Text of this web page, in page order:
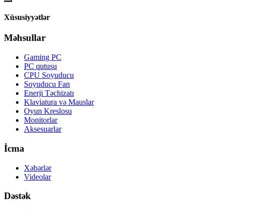
Xüsusiyyətlər
Məhsullar
Gaming PC
PC qutusu
CPU Soyuducu
Soyuducu Fan
Enerji Təchizatı
Klaviatura və Mauslar
Oyun Kreslosu
Monitorlar
Aksesuarlar
İcma
Xəbərlər
Videolar
Dəstək